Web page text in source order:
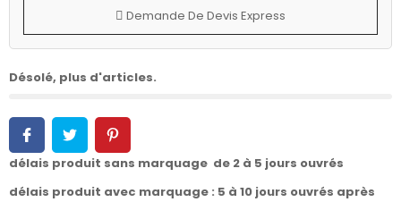
Demande De Devis Express
Désolé, plus d'articles.
délais produit sans marquage de 2 à 5 jours ouvrés
délais produit avec marquage : 5 à 10 jours ouvrés après